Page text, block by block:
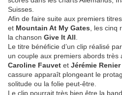
Suisses.
Afin de faire suite aux premiers
et Mountain At My Gates , les cinq
la chanson Give It All
Le titre bénéficie d’un clip réalisé par
un couple aux premiers abords
Caroline Fauvet et Jérémie Renier
cassure apparaît plongeant le
solitude ou la folie peut-être.
Le clip pourrait très bien être la